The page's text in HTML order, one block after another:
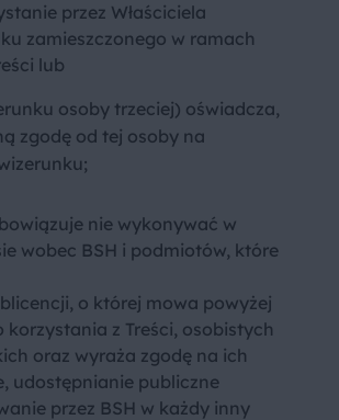
przez Właściciela
zamieszczonego w ramach
lub
osoby trzeciej) oświadcza,
zgodę od tej osoby na
nie wykonywać w
wobec BSH i podmiotów, które
o której mowa powyżej
korzystania z Treści, osobistych
oraz wyraża zgodę na ich
udostępnianie publiczne
przez BSH w każdy inny